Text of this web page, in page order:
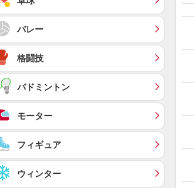
バレー
格闘技
バドミントン
モーター
フィギュア
ウィンター